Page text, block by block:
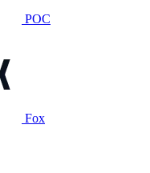
POC
Fox